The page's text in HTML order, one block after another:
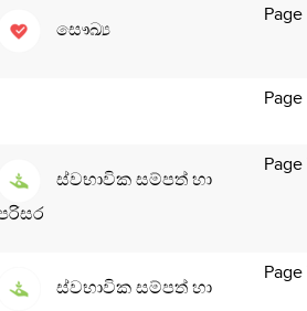
සෞඛ්‍ය
Page
Page
ස්වභාවික සම්පත් හා
Page
ස්වභාවික සම්පත් හා
Page